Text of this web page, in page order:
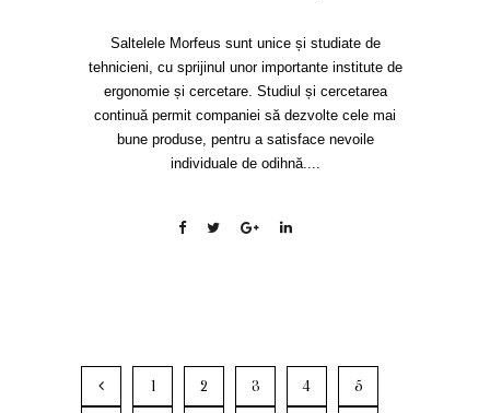
Saltelele Morfeus sunt unice și studiate de
tehnicieni, cu sprijinul unor importante institute de
ergonomie și cercetare. Studiul și cercetarea
continuă permit companiei să dezvolte cele mai
bune produse, pentru a satisface nevoile
individuale de odihnă....
1 2 3 4 5